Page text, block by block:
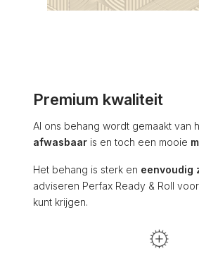
Premium kwaliteit
Al ons behang wordt gemaakt van
afwasbaar is en toch een mooie
Het behang is sterk en eenvoudig
adviseren Perfax Ready & Roll
kunt krijgen.